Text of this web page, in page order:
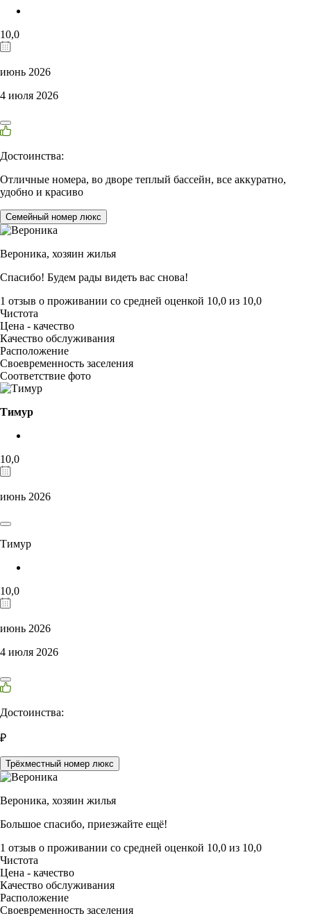
10,0
июнь 2026
4 июля 2026
Достоинства:
Отличные номера, во дворе теплый бассейн, все аккуратно,
удобно и красиво
Семейный номер люкс
Вероника, хозяин жилья
Спасибо! Будем рады видеть вас снова!
1 отзыв о проживании со средней оценкой 10,0 из 10,0
Чистота
Цена - качество
Качество обслуживания
Расположение
Своевременность заселения
Соответствие фото
Тимур
10,0
июнь 2026
Тимур
10,0
июнь 2026
4 июля 2026
Достоинства:
₽
Трёхместный номер люкс
Вероника, хозяин жилья
Большое спасибо, приезжайте ещё!
1 отзыв о проживании со средней оценкой 10,0 из 10,0
Чистота
Цена - качество
Качество обслуживания
Расположение
Своевременность заселения